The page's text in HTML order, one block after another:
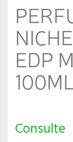
EDP
Consulte